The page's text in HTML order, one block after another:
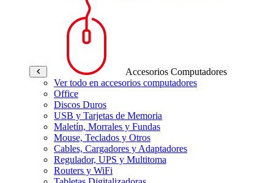
Accesorios Computadores
Ver todo en accesorios computadores
Office
Discos Duros
USB y Tarjetas de Memoria
Maletín, Morrales y Fundas
Mouse, Teclados y Otros
Cables, Cargadores y Adaptadores
Regulador, UPS y Multitoma
Routers y WiFi